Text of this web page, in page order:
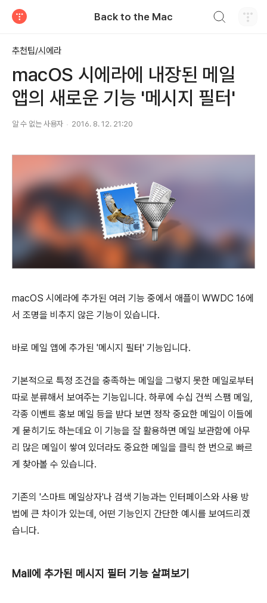
Back to the Mac
추천팁/시에라
macOS 시에라에 내장된 메일
앱의 새로운 기능 '메시지 필터'
알 수 없는 사용자 2016. 8. 12. 21:20
macOS 시에라에 추가된 여러 기능 중에서 애플이 WWDC 16에
서 조명을 비추지 않은 기능이 있습니다.
바로 메일 앱에 추가된 '메시지 필터' 기능입니다.
기본적으로 특정 조건을 충족하는 메일을 그렇지 못한 메일로부터
따로 분류해서 보여주는 기능입니다. 하루에 수십 건씩 스팸 메일,
각종 이벤트 홍보 메일 등을 받다 보면 정작 중요한 메일이 이들에
게 묻히기도 하는데요 이 기능을 잘 활용하면 메일 보관함에 아무
리 많은 메일이 쌓여 있더라도 중요한 메일을 클릭 한 번으로 빠르
게 찾아볼 수 있습니다.
기존의 '스마트 메일상자'나 검색 기능과는 인터페이스와 사용 방
법에 큰 차이가 있는데, 어떤 기능인지 간단한 예시를 보여드리겠
습니다.
Mail에 추가된 메시지 필터 기능 살펴보기